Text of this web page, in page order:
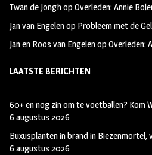
Twan de JonghopOverleden: Annie
Jan van Engelenop Probleem met de
Jan en Roos van EngelenopOverleden:
LAATSTE BERICHTEN
60+ en nog zin om te voetballen? Kom
6 augustus 2026
Buxusplanten in brand in
6 augustus 2026